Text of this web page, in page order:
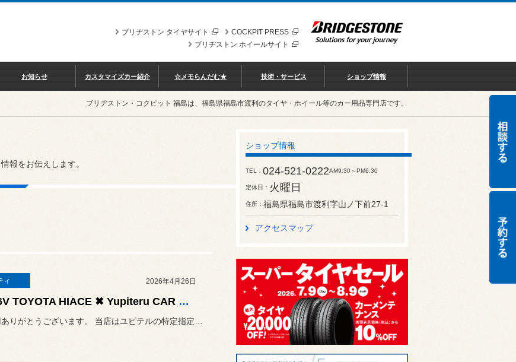
COCKPIT PRESS
ブリヂストン タイヤサイト
ブリヂストン ホイールサイト
お知らせ カスタマイズカー紹介 ☆メモらんだむ★ 技術・サービス ショップ情報
ブリヂストン・コクピット 福島は、福島県福島市渡利のタイヤ・ホイール等のカー用品専門店です。
報をお伝えします。
ィ 2026年4月26日
GDH206V TOYOTA HIACE ✖ Yupiteru CAR SECURITY SYSTEM Argus D1
ショップ情報
TEL 024-521-0222AM9:30～PM6:30
定休日 火曜日
住所 福島県福島市渡利字山ノ下前27-1
アクセスマップ